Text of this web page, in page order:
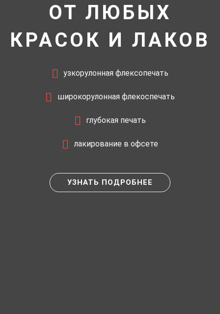
ОТ ЛЮБЫХ
КРАСОК И ЛАКОВ
узкорулонная флексопечать
широкорулонная флекоспечать
глубокая печать
лакирование в офсете
УЗНАТЬ ПОДРОБНЕЕ